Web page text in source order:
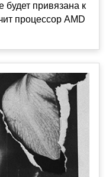
привязана к
процессор AMD